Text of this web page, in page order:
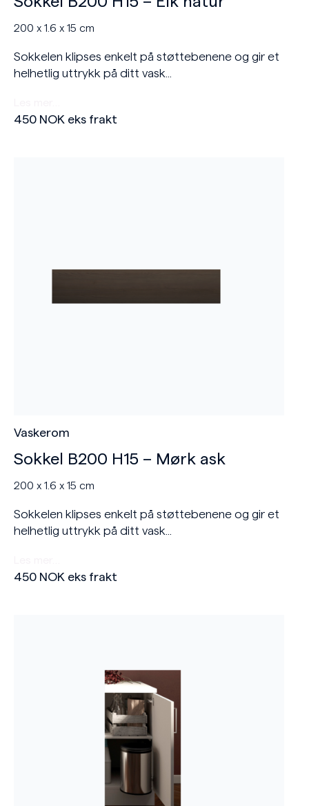
200 x 1.6 x 15 cm
Sokkelen klipses enkelt på støttebenene og gir et
helhetlig uttrykk på ditt vask...
450 NOK eks frakt
Vaskerom
Sokkel B200 H15 – Mørk ask
200 x 1.6 x 15 cm
Sokkelen klipses enkelt på støttebenene og gir et
helhetlig uttrykk på ditt vask...
450 NOK eks frakt